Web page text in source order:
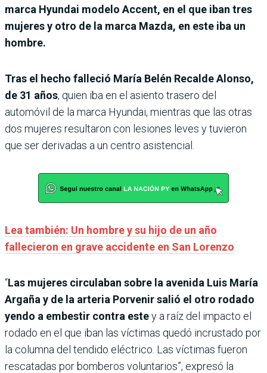
marca Hyundai modelo Accent, en el que iban tres
mujeres y otro de la marca Mazda, en este iba un
hombre.
Tras el hecho falleció María Belén Recalde Alonso,
de 31 años, quien iba en el asiento trasero del
automóvil de la marca Hyundai, mientras que las otras
dos mujeres resultaron con lesiones leves y tuvieron
que ser derivadas a un centro asistencial.
Lea también: Un hombre y su hijo de un año
fallecieron en grave accidente en San Lorenzo
“Las mujeres circulaban sobre la avenida Luis María
Argaña y de la arteria Porvenir salió el otro rodado
yendo a embestir contra estey a raíz del impacto el
rodado en el que iban las víctimas quedó incrustado por
la columna del tendido eléctrico. Las víctimas fueron
rescatadas por bomberos voluntarios”, expresó la